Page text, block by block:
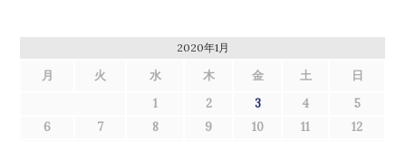
2020年1月
月 火 水 木 金 土 日
1 2 3 4
5
6
7 8 9 10 11
12